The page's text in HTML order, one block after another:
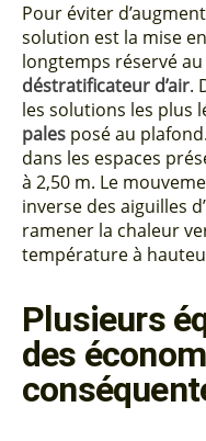
Pour éviter
solution est la mise
longtemps réservé
déstratificateur d’air.
les solutions les plus
pales posé au
dans les espaces
à 2,50 m. Le
inverse des aiguilles
ramener la chaleur
température à
Plusieurs
des